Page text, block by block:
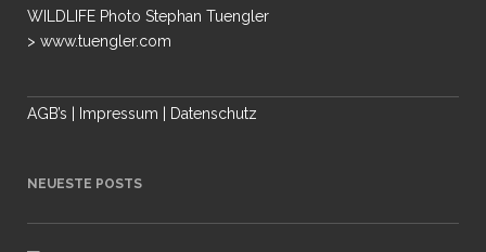
WILDLIFE Photo Stephan Tuengler
> www.tuengler.com
AGB’s Impressum Datenschutz
NEUESTE POSTS